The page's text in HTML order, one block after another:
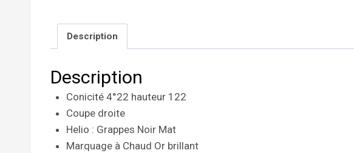
Description
Description
Conicité 4°22 hauteur 122
Coupe droite
Helio : Grappes Noir Mat
Marquage à Chaud Or brillant